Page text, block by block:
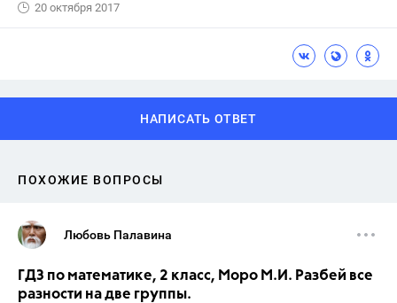
20 октября 2017
НАПИСАТЬ ОТВЕТ
ПОХОЖИЕ ВОПРОСЫ
Любовь Палавина
ГДЗ по математике, 2 класс, Моро М.И. Разбей все
разности на две группы.